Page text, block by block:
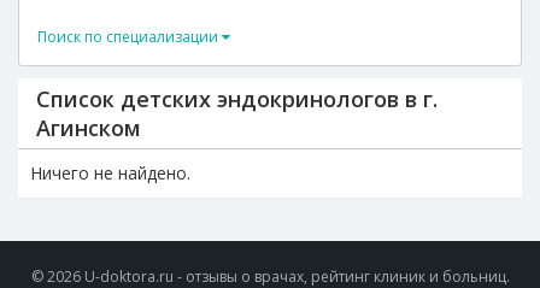
Поиск по специализации
Список детских эндокринологов в г.
Агинском
Ничего не найдено.
© 2026 U-doktora.ru - отзывы о врачах, рейтинг клиник и больниц.